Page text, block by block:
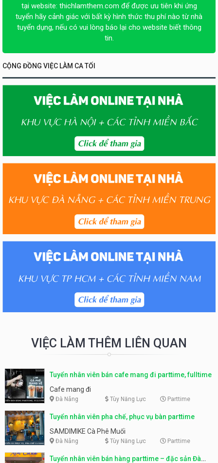
tại website: thichlamthem.com để được ưu tiên khi ứng
tuyển hãy cảnh giác với bất kỳ hình thức thu phí nào từ nhà
tuyển dụng, nếu có vui lòng báo lại cho website biết thông
tin.
CỘNG ĐỒNG VIỆC LÀM CA TỐI
VIỆC LÀM THÊM LIÊN QUAN
Tuyển nhân viên bán cafe mang đi parttime, fulltime
Cafe mang đi
Đà Nẵng Tùy Năng Lực Parttime
Tuyển nhân viên pha chế, phục vụ bàn parttime
SAMDIMIKE Cà Phê Muối
Đà Nẵng Tùy Năng Lực Parttime
Tuyển nhân viên bán hàng parttime – đặc sản Đà